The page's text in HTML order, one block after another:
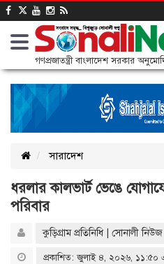
গণপ্রজাতন্ত্রী বাংলাদেশ সরকার
সারাদেশ
ধরলার কালভার্ট ভেঙে
পরিবার
কুড়িগ্রাম প্রতিনিধি | সোনালী নিউজ
প্রকাশিত: জুলাই ৪, ২০২৬, ১১:৫০